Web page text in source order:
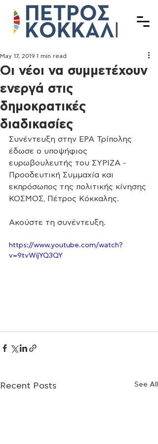
Οι νέοι να συμμετέχουν
ενεργά στις
δημοκρατικές
διαδικασίες
May 17, 2019 1 min read
Συνέντευξη στην ΕΡΑ Τρίπολης
έδωσε ο υποψήφιος
ευρωβουλευτής του ΣΥΡΙΖΑ -
Προοδευτική Συμμαχία και
εκπρόσωπος της πολιτικής κίνησης
ΚΟΣΜΟΣ, Πέτρος Κόκκαλης.
Ακούστε τη συνέντευξη.
https://www.youtube.com/watch?
v=9tvWijYQ3QY
Recent Posts See All